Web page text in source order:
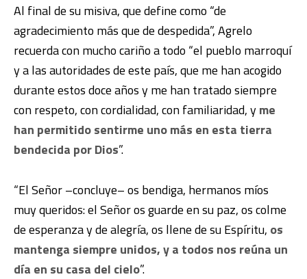
Al final de su misiva, que define como “de
agradecimiento más que de despedida”, Agrelo
recuerda con mucho cariño a todo “el pueblo marroquí
y a las autoridades de este país, que me han acogido
durante estos doce años y me han tratado siempre
con respeto, con cordialidad, con familiaridad, yme
han permitido sentirme uno más en esta tierra
bendecida por Dios”.
“El Señor –concluye– os bendiga, hermanos míos
muy queridos: el Señor os guarde en su paz, os colme
de esperanza y de alegría, os llene de su Espíritu, os
mantenga siempre unidos, y a todos nos reúna un
día en su casa del cielo”.